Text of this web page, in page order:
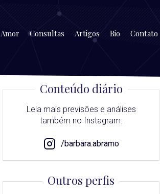
Amor Consultas Artigos Bio Contato
Conteúdo diário
Leia mais previsões e análises
também no Instagram:
/barbara.abramo
Outros perfis